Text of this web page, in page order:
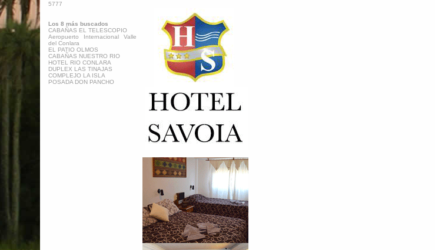
5777
Los 8 más buscados
CABAÑAS EL TELESCOPIO
Aeropuerto Internacional Valle
del Conlara
EL PATIO OLMOS
CABAÑAS NUESTRO RIO
HOTEL RIO CONLARA
DUPLEX LAS TINAJAS
COMPLEJO LA ISLA
POSADA DON PANCHO